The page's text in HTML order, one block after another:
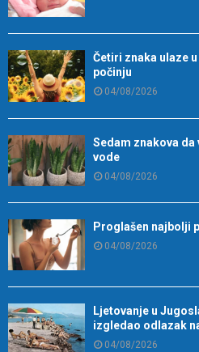
Četiri znaka ulaze
počinju
04/08/2026
Sedam znakova
vode
04/08/2026
Proglašen najbolji
04/08/2026
Ljetovanje u
izgledao odlazak
04/08/2026